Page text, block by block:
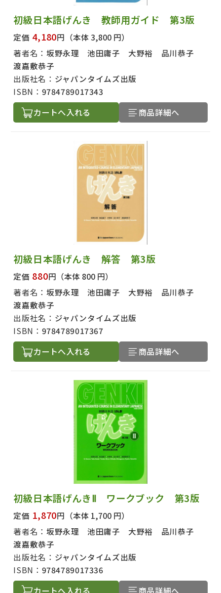
初級日本語げんき 教師用ガイド 第3版
定価 4,180円 （本体 3,800 円）
著者名： 坂野永理 池田庸子 大野裕 品川恭子
渡嘉敷恭子
出版社名： ジャパンタイムズ出版
ISBN： 9784789017343
カートへ入れる 商品詳細へ
初級日本語げんき 解答 第3版
定価 880円 （本体 800 円）
著者名： 坂野永理 池田庸子 大野裕 品川恭子
渡嘉敷恭子
出版社名： ジャパンタイムズ出版
ISBN： 9784789017367
カートへ入れる 商品詳細へ
初級日本語げんきⅡ ワークブック 第3版
定価 1,870円 （本体 1,700 円）
著者名： 坂野永理 池田庸子 大野裕 品川恭子
渡嘉敷恭子
出版社名： ジャパンタイムズ出版
ISBN： 9784789017336
カートへ入れる 商品詳細へ